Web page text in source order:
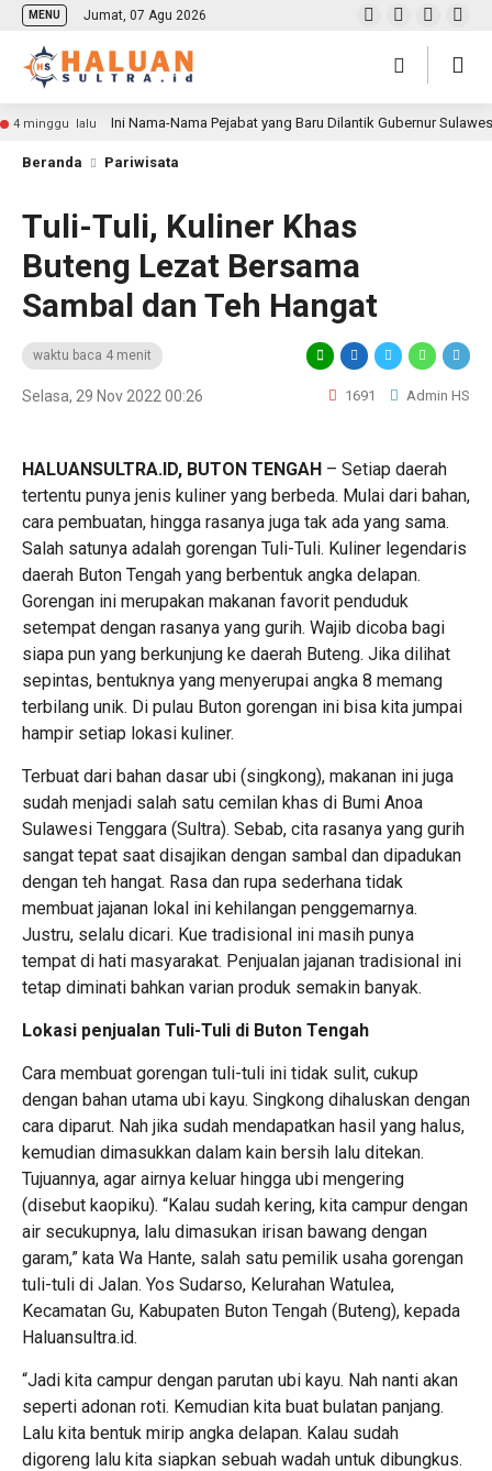
MENU Jumat, 07 Agu 2026
4 minggu lalu Ini Nama-Nama Pejabat yang Baru Dilantik Gubernur
Beranda Pariwisata
Tuli-Tuli, Kuliner Khas
Buteng Lezat Bersama
Sambal dan Teh Hangat
waktu baca 4 menit
Selasa, 29 Nov 2022 00:26 1691 Admin HS
HALUANSULTRA.ID, BUTON TENGAH – Setiap daerah
tertentu punya jenis kuliner yang berbeda. Mulai dari bahan,
cara pembuatan, hingga rasanya juga tak ada yang sama.
Salah satunya adalah gorengan Tuli-Tuli. Kuliner legendaris
daerah Buton Tengah yang berbentuk angka delapan.
Gorengan ini merupakan makanan favorit penduduk
setempat dengan rasanya yang gurih. Wajib dicoba bagi
siapa pun yang berkunjung ke daerah Buteng. Jika dilihat
sepintas, bentuknya yang menyerupai angka 8 memang
terbilang unik. Di pulau Buton gorengan ini bisa kita jumpai
hampir setiap lokasi kuliner.
Terbuat dari bahan dasar ubi (singkong), makanan ini juga
sudah menjadi salah satu cemilan khas di Bumi Anoa
Sulawesi Tenggara (Sultra). Sebab, cita rasanya yang gurih
sangat tepat saat disajikan dengan sambal dan dipadukan
dengan teh hangat. Rasa dan rupa sederhana tidak
membuat jajanan lokal ini kehilangan penggemarnya.
Justru, selalu dicari. Kue tradisional ini masih punya
tempat di hati masyarakat. Penjualan jajanan tradisional ini
tetap diminati bahkan varian produk semakin banyak.
Lokasi penjualan Tuli-Tuli di Buton Tengah
Cara membuat gorengan tuli-tuli ini tidak sulit, cukup
dengan bahan utama ubi kayu. Singkong dihaluskan dengan
cara diparut. Nah jika sudah mendapatkan hasil yang halus,
kemudian dimasukkan dalam kain bersih lalu ditekan.
Tujuannya, agar airnya keluar hingga ubi mengering
(disebut kaopiku). “Kalau sudah kering, kita campur dengan
air secukupnya, lalu dimasukan irisan bawang dengan
garam,” kata Wa Hante, salah satu pemilik usaha gorengan
tuli-tuli di Jalan. Yos Sudarso, Kelurahan Watulea,
Kecamatan Gu, Kabupaten Buton Tengah (Buteng), kepada
Haluansultra.id.
“Jadi kita campur dengan parutan ubi kayu. Nah nanti akan
seperti adonan roti. Kemudian kita buat bulatan panjang.
Lalu kita bentuk mirip angka delapan. Kalau sudah
digoreng lalu kita siapkan sebuah wadah untuk dibungkus.